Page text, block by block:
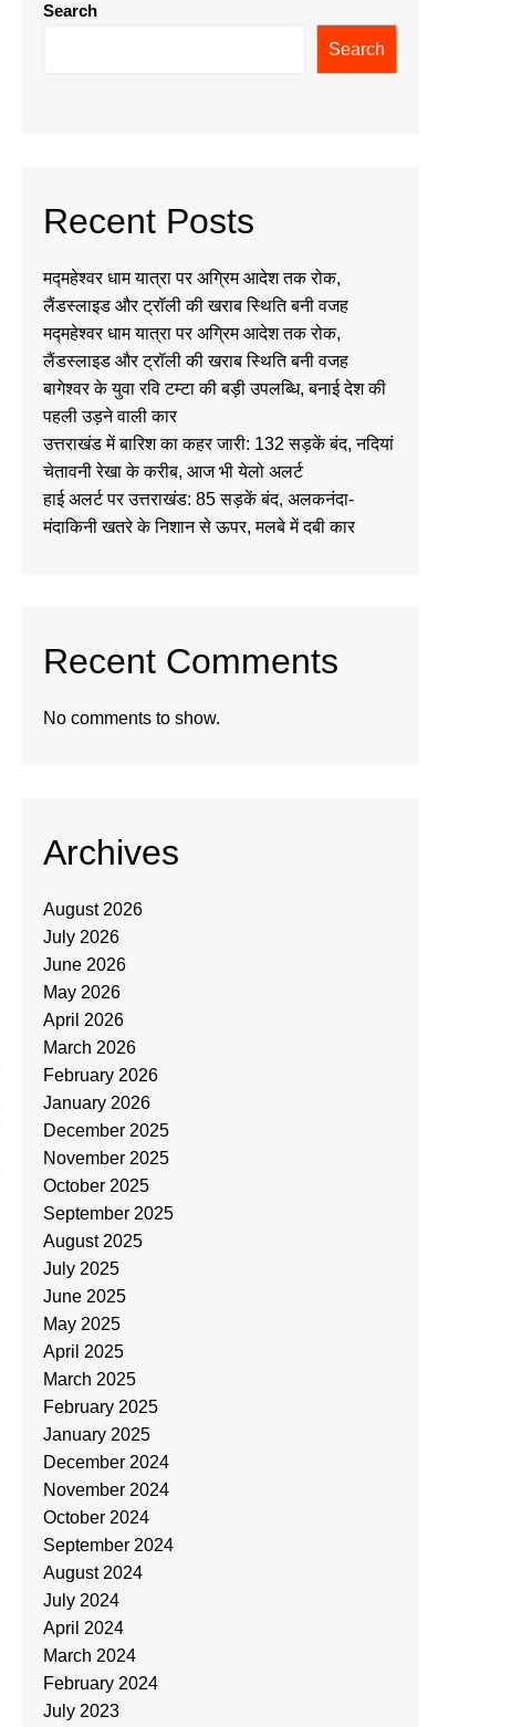
Search
Search
Recent Posts
मद्महेश्वर धाम यात्रा पर अग्रिम आदेश तक रोक,
लैंडस्लाइड और ट्रॉली की खराब स्थिति बनी वजह
मद्महेश्वर धाम यात्रा पर अग्रिम आदेश तक रोक,
लैंडस्लाइड और ट्रॉली की खराब स्थिति बनी वजह
बागेश्वर के युवा रवि टम्टा की बड़ी उपलब्धि, बनाई देश की
पहली उड़ने वाली कार
उत्तराखंड में बारिश का कहर जारी: 132 सड़कें बंद, नदियां
चेतावनी रेखा के करीब, आज भी येलो अलर्ट
हाई अलर्ट पर उत्तराखंड: 85 सड़कें बंद, अलकनंदा-
मंदाकिनी खतरे के निशान से ऊपर, मलबे में दबी कार
Recent Comments
No comments to show.
Archives
August 2026
July 2026
June 2026
May 2026
April 2026
March 2026
February 2026
January 2026
December 2025
November 2025
October 2025
September 2025
August 2025
July 2025
June 2025
May 2025
April 2025
March 2025
February 2025
January 2025
December 2024
November 2024
October 2024
September 2024
August 2024
July 2024
April 2024
March 2024
February 2024
July 2023